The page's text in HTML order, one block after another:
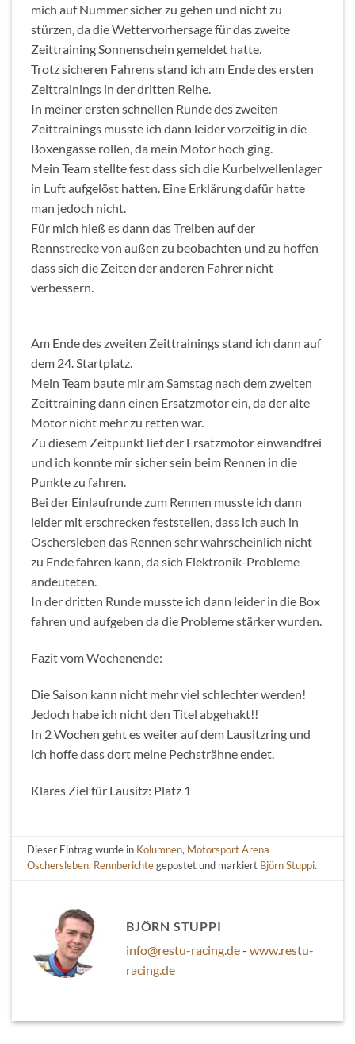
mich auf Nummer sicher zu gehen und nicht zu
stürzen, da die Wettervorhersage für das zweite
Zeittraining Sonnenschein gemeldet hatte.
Trotz sicheren Fahrens stand ich am Ende des ersten
Zeittrainings in der dritten Reihe.
In meiner ersten schnellen Runde des zweiten
Zeittrainings musste ich dann leider vorzeitig in die
Boxengasse rollen, da mein Motor hoch ging.
Mein Team stellte fest dass sich die Kurbelwellenlager
in Luft aufgelöst hatten. Eine Erklärung dafür hatte
man jedoch nicht.
Für mich hieß es dann das Treiben auf der
Rennstrecke von außen zu beobachten und zu hoffen
dass sich die Zeiten der anderen Fahrer nicht
verbessern.
Am Ende des zweiten Zeittrainings stand ich dann auf
dem 24. Startplatz.
Mein Team baute mir am Samstag nach dem zweiten
Zeittraining dann einen Ersatzmotor ein, da der alte
Motor nicht mehr zu retten war.
Zu diesem Zeitpunkt lief der Ersatzmotor einwandfrei
und ich konnte mir sicher sein beim Rennen in die
Punkte zu fahren.
Bei der Einlaufrunde zum Rennen musste ich dann
leider mit erschrecken feststellen, dass ich auch in
Oschersleben das Rennen sehr wahrscheinlich nicht
zu Ende fahren kann, da sich Elektronik-Probleme
andeuteten.
In der dritten Runde musste ich dann leider in die Box
fahren und aufgeben da die Probleme stärker wurden.
Fazit vom Wochenende:
Die Saison kann nicht mehr viel schlechter werden!
Jedoch habe ich nicht den Titel abgehakt!!
In 2 Wochen geht es weiter auf dem Lausitzring und
ich hoffe dass dort meine Pechsträhne endet.
Klares Ziel für Lausitz: Platz 1
Dieser Eintrag wurde in Kolumnen, Motorsport Arena
Oschersleben, Rennberichtegepostet und markiert Björn Stuppi.
BJÖRN STUPPI
info@restu-racing.de- www.restu-
racing.de